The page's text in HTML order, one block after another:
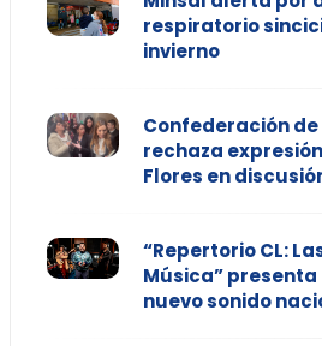
respiratorio
invierno
Confederación de
rechaza
Flores en
“Repertorio CL:
Música”
nuevo sonido